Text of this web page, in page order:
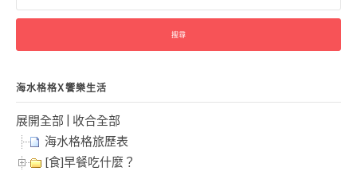
關
字:
海水格格X饗樂生活
展開全部
收合全部
海水格格旅歷表
[食]早餐吃什麼？